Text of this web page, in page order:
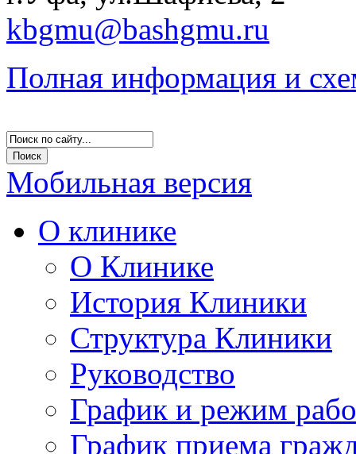
kbgmu@bashgmu.ru
Полная информация и
Мобильная версия
О клинике
О Клинике
История Клиники
Структура Клиники
Руководство
График и режим
График приема